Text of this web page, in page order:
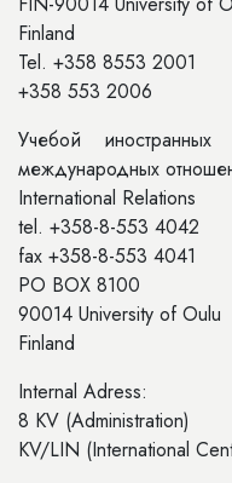
Finland
Tel. +358 8553 2001
+358 553 2006
Учебой иностранных
международных
International Relations
tel. +358-8-553 4042
fax +358-8-553 4041
PO BOX 8100
90014 University of Oulu
Finland
Internal Adress:
8 KV (Administration)
KV/LIN (International